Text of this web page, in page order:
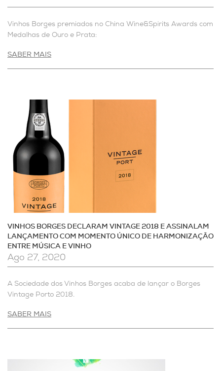
Vinhos Borges premiados no China Wine&Spirits Awards com
Medalhas de Ouro e Prata:
SABER MAIS
VINHOS BORGES DECLARAM VINTAGE 2018 E ASSINALAM
LANÇAMENTO COM MOMENTO ÚNICO DE HARMONIZAÇÃO
ENTRE MÚSICA E VINHO
Ago 27, 2020
A Sociedade dos Vinhos Borges acaba de lançar o Borges
Vintage Porto 2018.
SABER MAIS